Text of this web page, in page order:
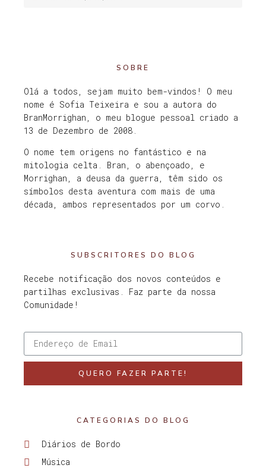
SOBRE
Olá a todos, sejam muito bem-vindos! O meu
nome é Sofia Teixeira e sou a autora do
BranMorrighan, o meu blogue pessoal criado a
13 de Dezembro de 2008.
O nome tem origens no fantástico e na
mitologia celta. Bran, o abençoado, e
Morrighan, a deusa da guerra, têm sido os
símbolos desta aventura com mais de uma
década, ambos representados por um corvo.
SUBSCRITORES DO BLOG
Recebe notificação dos novos conteúdos e
partilhas exclusivas. Faz parte da nossa
Comunidade!
QUERO FAZER PARTE!
CATEGORIAS DO BLOG
Diários de Bordo
Música